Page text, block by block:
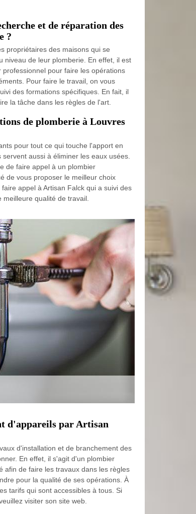
et de réparation des
?
propriétaires des maisons qui se
niveau de leur plomberie. En effet, il est
pour faire les opérations
Pour faire le travail, on vous
des formations spécifiques. En fait, il
la tâche dans les règles de l'art.
de plomberie à Louvres
pour tout ce qui touche l'apport en
aussi à éliminer les eaux usées.
de faire appel à un plombier
de vous proposer le meilleur choix
appel à Artisan Falck qui a suivi des
qualité de travail.
d'appareils par Artisan
d'installation et de branchement des
En effet, il s'agit d'un plombier
afin de faire les travaux dans les règles
pour la qualité de ses opérations. À
tarifs qui sont accessibles à tous. Si
visiter son site web.